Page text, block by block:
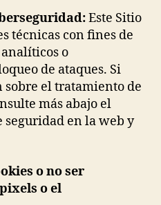
Este Sitio
técnicas con fines de
o
de ataques. Si
sobre el tratamiento de
más abajo el
en la web y
o no ser
o el